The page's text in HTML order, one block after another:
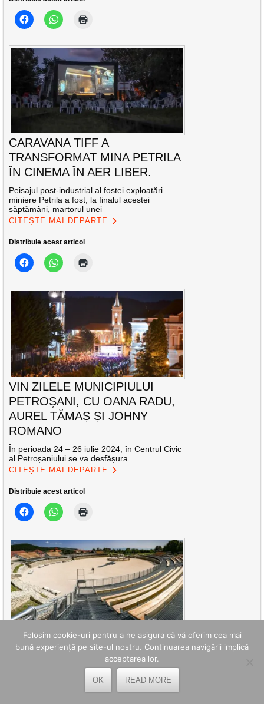
CARAVANA TIFF A
TRANSFORMAT MINA PETRILA
ÎN CINEMA ÎN AER LIBER.
Peisajul post-industrial al fostei exploatări
miniere Petrila a fost, la finalul acestei
săptămâni, martorul unei
CITEȘTE MAI DEPARTE
Distribuie acest articol
VIN ZILELE MUNICIPIULUI
PETROȘANI, CU OANA RADU,
AUREL TĂMAȘ ȘI JOHNY
ROMANO
În perioada 24 – 26 iulie 2024, în Centrul Civic
al Petroșaniului se va desfășura
CITEȘTE MAI DEPARTE
Distribuie acest articol
ISTORIA PRINDE VIAȚĂ LA
ULPIA TRAIANA
SARMIZEGETUSA, DE ZIUA
PATRIMONIULUI ROMAN
Folosim cookie-uri pentru a ne asigura că vă oferim cea mai
bună experiență pe site-ul nostru. Continuarea navigării implică
acceptarea lor.
OK READ MORE